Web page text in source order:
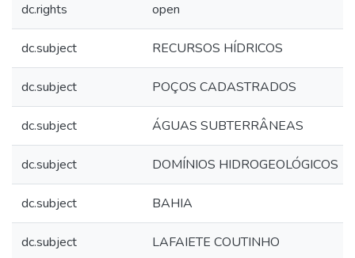
dc.rights open
dc.subject RECURSOS HÍDRICOS
dc.subject POÇOS CADASTRADOS
dc.subject ÁGUAS SUBTERRÂNEAS
dc.subject DOMÍNIOS HIDROGEOLÓGICOS
dc.subject BAHIA
dc.subject LAFAIETE COUTINHO